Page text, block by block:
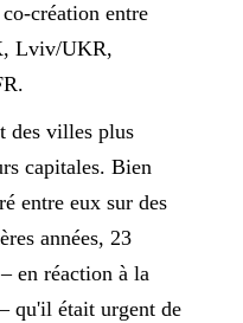
création entre
Lviv/UKR,
des villes plus
capitales. Bien
entre eux sur des
années, 23
en réaction à la
qu'il était urgent de